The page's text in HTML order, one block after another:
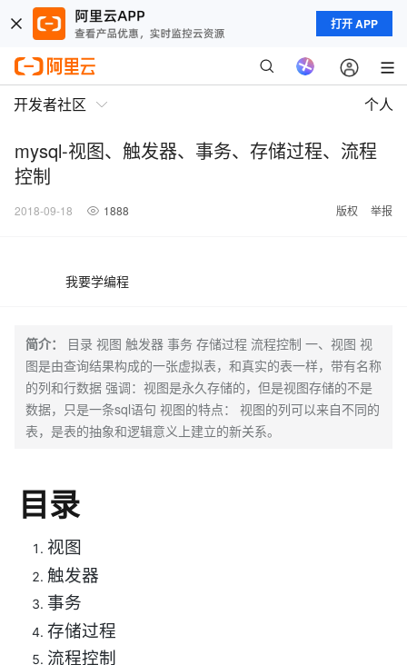
打开 APP
开发者社区 个人
mysql-视图、触发器、事务、存储过程、流程
控制
2018-09-18 1888 版权 举报
我要学编程
简介：
目录 视图 触发器 事务 存储过程 流程控制 一、视图 视
图是由查询结果构成的一张虚拟表，和真实的表一样，带有名称
的列和行数据 强调：视图是永久存储的，但是视图存储的不是
数据，只是一条sql语句 视图的特点： 视图的列可以来自不同的
表，是表的抽象和逻辑意义上建立的新关系。
目录
视图
触发器
事务
存储过程
流程控制